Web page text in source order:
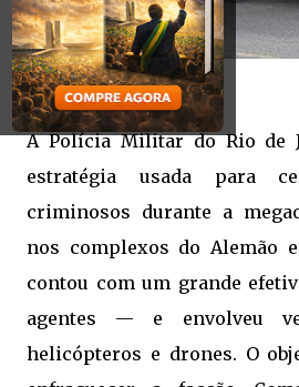
A Polícia Militar do Rio de
estratégia usada para
criminosos durante a
nos complexos do Alemão
contou com um grande
agentes — e envolveu
helicópteros e drones. O